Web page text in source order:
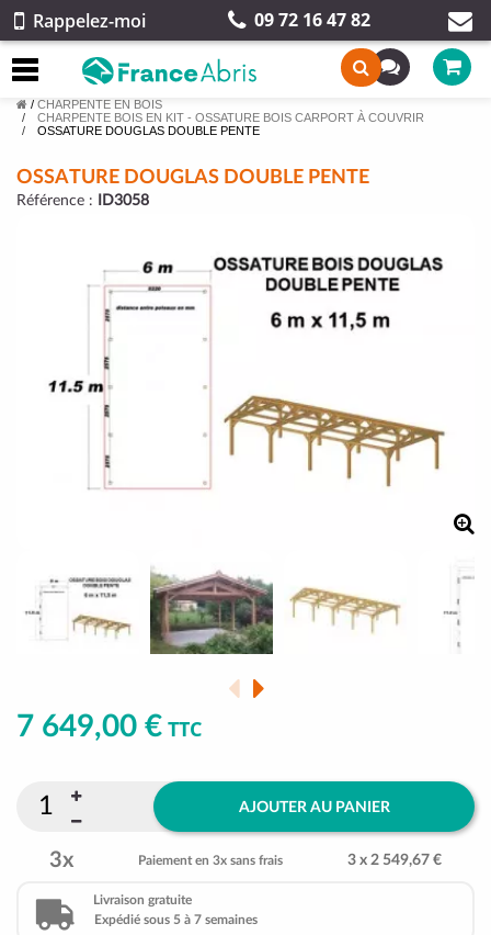
Rappelez-moi 09 72 16 47 82
/ CHARPENTE EN BOIS
CHARPENTE BOIS EN KIT - OSSATURE BOIS CARPORT À COUVRIR
OSSATURE DOUGLAS DOUBLE PENTE
OSSATURE DOUGLAS DOUBLE PENTE
Référence : ID3058
7 649,00 € TTC
AJOUTER AU PANIER
3x Paiement en 3x sans frais 3 x 2 549,67 €
Livraison gratuite
Expédié sous 5 à 7 semaines